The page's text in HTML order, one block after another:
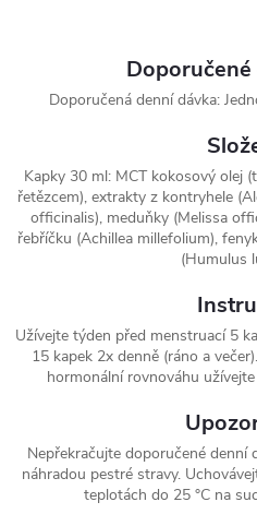
Doporučená denní dávka:
Kapky 30 ml: MCT kokosový olej
řetězcem), extrakty z kontryhele
officinalis), meduňky (Melissa
řebříčku (Achillea millefolium),
(Humulus
Užívejte týden před menstruací 5
15 kapek 2x denně (ráno a
hormonální rovnováhu
Nepřekračujte doporučené denní
náhradou pestré stravy.
teplotách do 25 °C na